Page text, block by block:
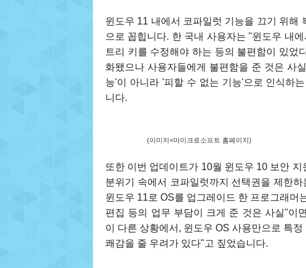
윈도우 11 내에서 코파일럿 기능을 끄기 위해
으로 꼽힙니다. 한 국내 사용자는 "윈도우 내
트리 키를 수정해야 하는 등의 불편함이 있었
화됐으나 사용자들에게 불편함을 준 것은 사
능'이 아니라 '피할 수 없는 기능'으로 인식하
니다.
(이미지=마이크로소프트 홈페이지)
또한 이번 업데이트가 10월 윈도우 10 보안
분위기 속에서 코파일럿까지 선택권을 제한
윈도우 11로 OS를 업그레이드 한 프로그래머
편집 등의 업무 부담이 크게 준 것은 사실"이
이 다른 상황에서, 윈도우 OS 사용만으로 특
쾌감을 줄 우려가 있다"고 짚었습니다.